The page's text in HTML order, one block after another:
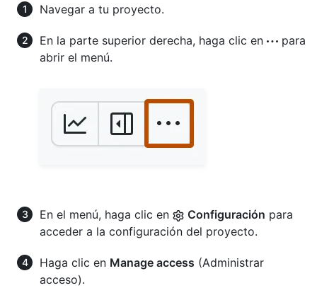
Navegar a tu proyecto.
En la parte superior derecha, haga clic en
para
abrir el menú.
En el menú, haga clic en Configuración para
acceder a la configuración del proyecto.
Haga clic en Manage access (Administrar
acceso).